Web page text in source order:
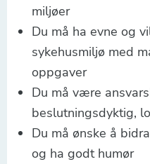
miljøer
Du må ha evne og
sykehusmiljø med
oppgaver
Du må være
beslutningsdyktig,
Du må ønske å
og ha godt humør